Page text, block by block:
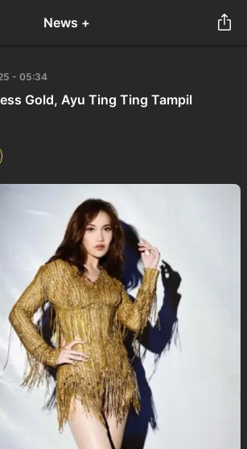
News +
- 05:34
Gold, Ayu Ting Ting Tampil